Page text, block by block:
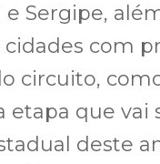
e Sergipe,
com
circuito,
etapa que vai
deste